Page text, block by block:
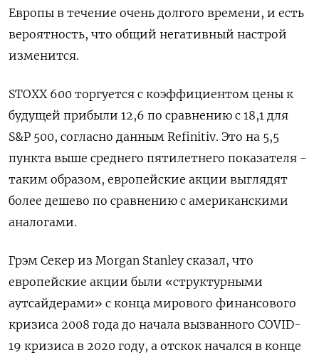
Европы в течение очень долгого времени, и есть
вероятность, что общий негативный настрой
изменится.
STOXX 600 торгуется с коэффициентом цены к
будущей прибыли 12,6 по сравнению с 18,1 для
S&P 500, согласно данным Refinitiv. Это на 5,5
пункта выше среднего пятилетнего показателя -
таким образом, европейские акции выглядят
более дешево по сравнению с американскими
аналогами.
Грэм Секер из Morgan Stanley сказал, что
европейские акции были «структурными
аутсайдерами» с конца мирового финансового
кризиса 2008 года до начала вызванного COVID-
19 кризиса в 2020 году, а отскок начался в конце